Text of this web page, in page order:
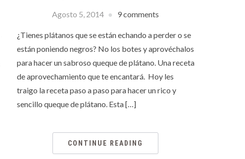
Agosto 5, 2014 9 comments
¿Tienes plátanos que se están echando a perder o se
están poniendo negros? No los botes y aprovéchalos
para hacer un sabroso queque de plátano. Una receta
de aprovechamiento que te encantará. Hoy les
traigo la receta paso a paso para hacer un rico y
sencillo queque de plátano. Esta […]
CONTINUE READING